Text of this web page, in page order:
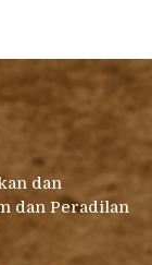
dan
dan Peradilan